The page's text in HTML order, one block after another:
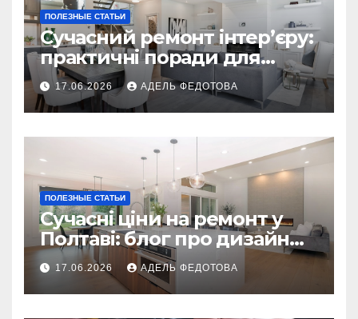
ПОЛЕЗНЫЕ СТАТЬИ
Сучасний ремонт інтер’єру:
практичні поради для
українських власників
17.06.2026 АДЕЛЬ ФЕДОТОВА
ПОЛЕЗНЫЕ СТАТЬИ
Сучасні ціни на ремонт у
Полтаві: блог про дизайн
інтер\’єру
17.06.2026 АДЕЛЬ ФЕДОТОВА